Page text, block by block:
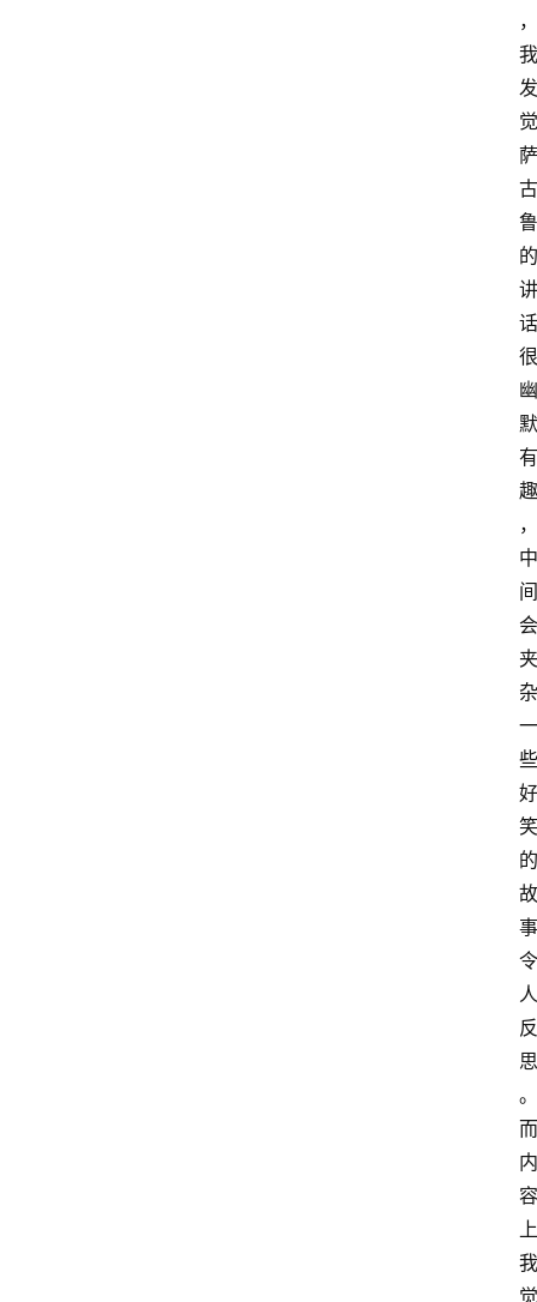
，
我
发
觉
萨
古
鲁
的
讲
话
很
幽
默
有
趣
，
中
间
会
夹
杂
一
些
好
笑
的
故
事
令
人
反
思
。
而
内
容
上
我
觉